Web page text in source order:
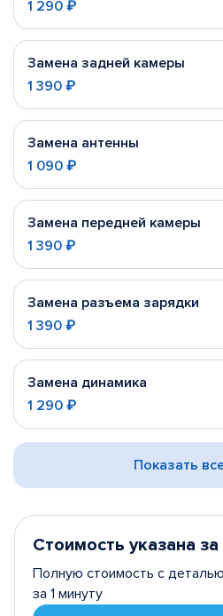
1 290 ₽
Замена задней камеры
1 390 ₽
Замена антенны
1 090 ₽
Замена передней камеры
1 390 ₽
Замена разъема зарядки
1 390 ₽
Замена динамика
1 290 ₽
Показать
Стоимость указана
Полную стоимость с
за 1 минуту